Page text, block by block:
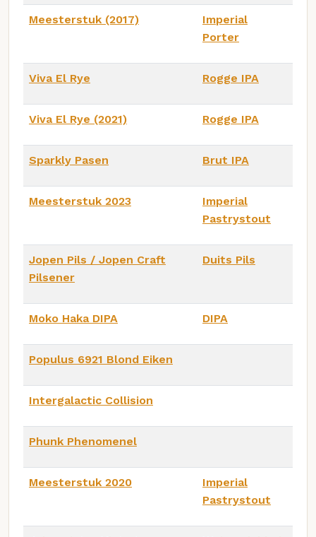
Meesterstuk (2017)
Imperial
Porter
Viva El Rye Rogge IPA
Viva El Rye (2021) Rogge IPA
Sparkly Pasen Brut IPA
Meesterstuk 2023
Imperial
Pastrystout
Jopen Pils / Jopen Craft
Pilsener
Duits Pils
Moko Haka DIPA DIPA
Populus 6921 Blond Eiken
Intergalactic Collision
Phunk Phenomenel
Meesterstuk 2020
Imperial
Pastrystout